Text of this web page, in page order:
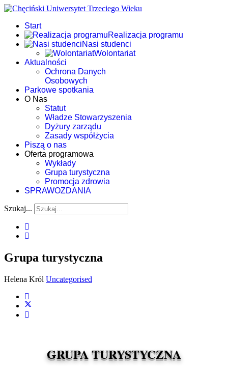
Start
Realizacja programu
Nasi studenci
Wolontariat
Aktualności
Ochrona Danych
Osobowych
Parkowe spotkania
O Nas
Statut
Władze Stowarzyszenia
Dyżury zarządu
Zasady współżycia
Piszą o nas
Oferta programowa
Wykłady
Grupa turystyczna
Promocja zdrowia
SPRAWOZDANIA
Szukaj...
Grupa turystyczna
Helena Król Uncategorised
GRUPA TURYSTYCZNA